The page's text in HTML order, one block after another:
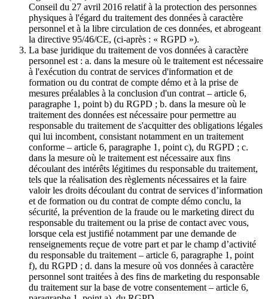
Conseil du 27 avril 2016 relatif à la protection des personnes
physiques à l'égard du traitement des données à caractère
personnel et à la libre circulation de ces données, et abrogeant
la directive 95/46/CE, (ci-après : « RGPD »).
La base juridique du traitement de vos données à caractère
personnel est : a. dans la mesure où le traitement est nécessaire
à l'exécution du contrat de services d'information et de
formation ou du contrat de compte démo et à la prise de
mesures préalables à la conclusion d'un contrat – article 6,
paragraphe 1, point b) du RGPD ; b. dans la mesure où le
traitement des données est nécessaire pour permettre au
responsable du traitement de s'acquitter des obligations légales
qui lui incombent, consistant notamment en un traitement
conforme – article 6, paragraphe 1, point c), du RGPD ; c.
dans la mesure où le traitement est nécessaire aux fins
découlant des intérêts légitimes du responsable du traitement,
tels que la réalisation des règlements nécessaires et la faire
valoir les droits découlant du contrat de services d’information
et de formation ou du contrat de compte démo conclu, la
sécurité, la prévention de la fraude ou le marketing direct du
responsable du traitement ou la prise de contact avec vous,
lorsque cela est justifié notamment par une demande de
renseignements reçue de votre part et par le champ d’activité
du responsable du traitement – article 6, paragraphe 1, point
f), du RGPD ; d. dans la mesure où vos données à caractère
personnel sont traitées à des fins de marketing du responsable
du traitement sur la base de votre consentement – article 6,